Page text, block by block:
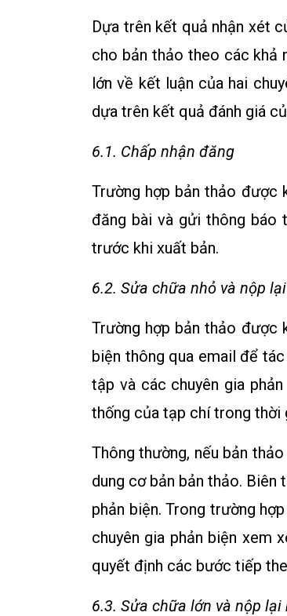
Dựa trên kết quả nhận xét
cho bản thảo theo các khả
lớn về kết luận của hai
dựa trên kết quả đánh giá
6.1. Chấp nhận đăng
Trường hợp bản thảo được
đăng bài và gửi thông báo
trước khi xuất bản.
6.2. Sửa chữa nhỏ và nộp
Trường hợp bản thảo được
biện thông qua email để
tập và các chuyên gia
thống của tạp chí trong thời
Thông thường, nếu bản
dung cơ bản bản thảo.
phản biện. Trong trường
chuyên gia phản biện xem
quyết định các bước tiếp
6.3. Sửa chữa lớn và nộp lại